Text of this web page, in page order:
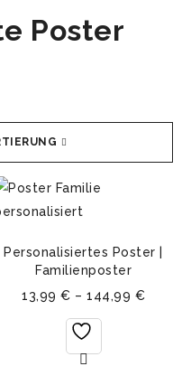
Poster
Personalisiertes Poster |
Familienposter
13,99 € – 144,99 €